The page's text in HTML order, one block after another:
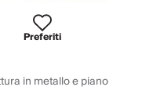
Preferiti
in metallo e piano